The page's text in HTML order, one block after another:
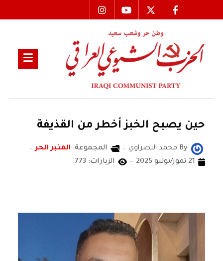
‏حين يصبح الخبز أخطر من القذيفة
By محمد النصراوي المجموعة: المنبر الحر
21 تموز/يوليو 2025
الزيارات: 773